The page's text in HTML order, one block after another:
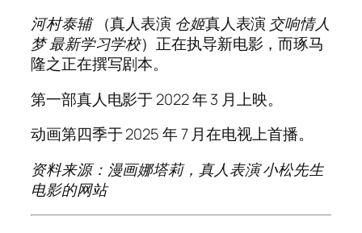
河村泰辅（真人表演 仓姬真人表演 交响情人
梦 最新学习学校）正在执导新电影，而琢马
隆之正在撰写剧本。
第一部真人电影于 2022 年 3 月上映。
动画第四季于 2025 年 7 月在电视上首播。
资料来源：漫画娜塔莉，真人表演小松先生
电影的网站